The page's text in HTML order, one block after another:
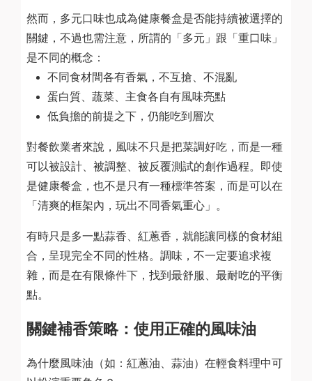
然而，多元口味也成為健康餐盒是否能持續被選擇的
關鍵，不過也需注意，所謂的「多元」跟「重口味」
是不同的概念：
不同食材間各有香氣，不互搶、不混亂
蛋白質、蔬菜、主食各自有風味亮點
低負擔的前提之下，仍能吃到層次
對餐飲業者來說，風味不只是把菜調好吃，而是一種
可以被設計、被調整、被反覆測試的創作過程。即使
是健康餐盒，也不是只有一種標準答案，而是可以在
「清爽的框架內，玩出不同香氣重心」。
有時只是多一點蒜香、紅蔥香，就能讓同樣的食材組
合，呈現完全不同的性格。調味，不一定要追求複
雜，而是在有限條件下，找到最舒服、最耐吃的平衡
點。
關鍵補香策略：使用正確的風味油
為什麼風味油（如：紅蔥油、蒜油）在輕食料理中可